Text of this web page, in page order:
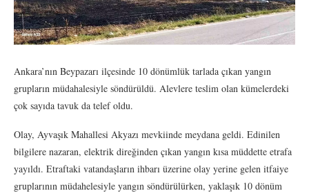
Ankara’nın Beypazarı ilçesinde 10 dönümlük tarlada çıkan yangın
grupların müdahalesiyle söndürüldü. Alevlere teslim olan kümelerdeki
çok sayıda tavuk da telef oldu.
Olay, Ayvaşık Mahallesi Akyazı mevkiinde meydana geldi. Edinilen
bilgilere nazaran, elektrik direğinden çıkan yangın kısa müddette etrafa
yayıldı. Etraftaki vatandaşların ihbarı üzerine olay yerine gelen itfaiye
gruplarının müdahelesiyle yangın söndürülürken, yaklaşık 10 dönüm